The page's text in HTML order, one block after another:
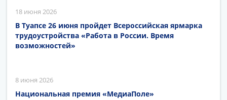
18 июня 2026
В Туапсе 26 июня пройдет Всероссийская ярмарка
трудоустройства «Работа в России. Время
возможностей»
8 июня 2026
Национальная премия «МедиаПоле»